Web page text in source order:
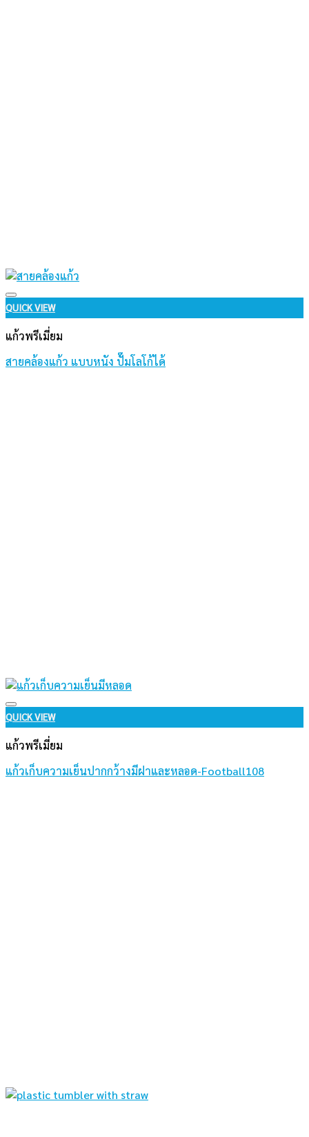
Add to wishlist
QUICK VIEW
แก้วพรีเมี่ยม
สายคล้องแก้ว แบบหนัง ปั๊มโลโก้ได้
Add to wishlist
QUICK VIEW
แก้วพรีเมี่ยม
แก้วเก็บความเย็นปากกว้างมีฝาและหลอด-Football108